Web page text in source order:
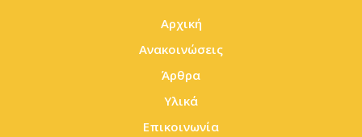
Αρχική
Ανακοινώσεις
Άρθρα
Υλικά
Επικοινωνία